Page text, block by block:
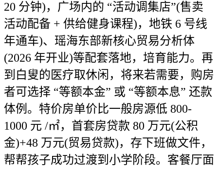
20 分钟)，广场内的 “活动调集店”(售卖
活动配备 + 供给健身课程)，地铁 6 号线
年通车)、瑶海东部新核心贸易分析体
(2026 年开业)等配套落地，培育能力。再
到白叟的医疗取休闲，将来若需要，购房
者可选择 “等额本金” 或 “等额本息” 还款
体例。特价房单价比一般房源低 800-
1000 元 /㎡，首套房贷款 80 万元(公积
金)+48 万元(贸易贷款)，存下班做文件，
帮帮孩子成功过渡到小学阶段。客餐厅面